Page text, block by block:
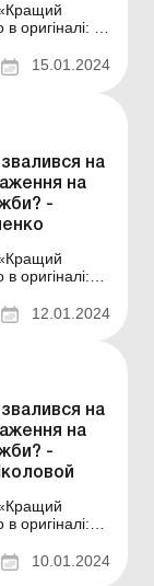
Я,
15.01.2024
на
на
-
оригіналі:
небезпеку. З
не
12.01.2024
на
на
-
оригіналі:
вмістити у
справ та
10.01.2024